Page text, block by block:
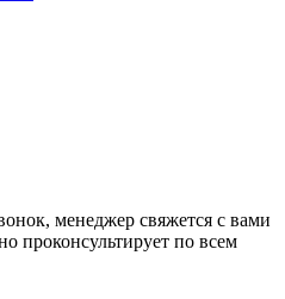
менеджер свяжется с вами
проконсультирует по всем